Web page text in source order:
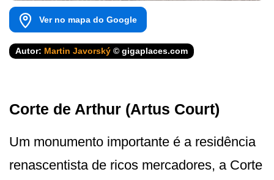
Ver no mapa do Google
Autor: Martin Javorský © gigaplaces.com
Corte de Arthur (Artus Court)
Um monumento importante é a residência
renascentista de ricos mercadores, a Corte